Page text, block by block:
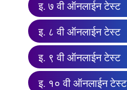
इ. ७ वी ऑनलाईन टेस्ट
इ. ८ वी ऑनलाईन टेस्ट
इ. ९ वी ऑनलाईन टेस्ट
इ. १० वी ऑनलाईन टेस्ट